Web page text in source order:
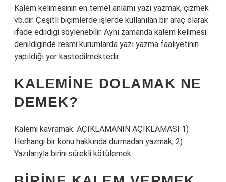
Kalem kelimesinin en temel anlamı yazı yazmak, çizmek
vb.dir. Çeşitli biçimlerde işlerde kullanılan bir araç olarak
ifade edildiği söylenebilir. Aynı zamanda kalem kelimesi
denildiğinde resmi kurumlarda yazı yazma faaliyetinin
yapıldığı yer kastedilmektedir.
KALEMINE DOLAMAK NE
DEMEK?
Kalemi kavramak: AÇIKLAMANIN AÇIKLAMASI 1)
Herhangi bir konu hakkında durmadan yazmak; 2)
Yazılarıyla birini sürekli kötülemek.